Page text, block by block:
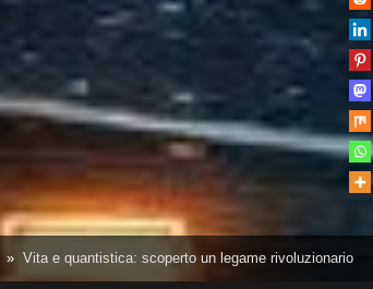
Vita e quantistica: scoperto un legame rivoluzionario